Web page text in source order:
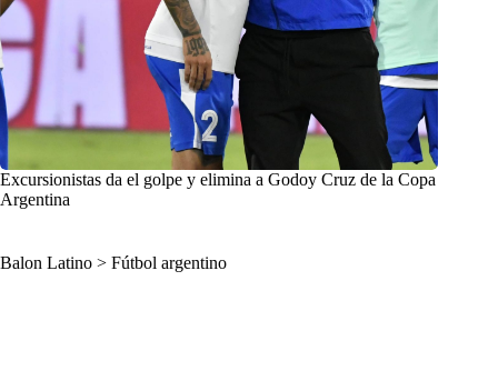
Excursionistas da el golpe y elimina a Godoy Cruz de la Copa
Argentina
Balon Latino > Fútbol argentino